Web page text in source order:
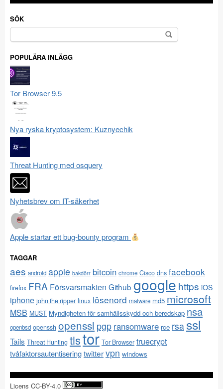
SÖK
Sök
efter:
POPULÄRA INLÄGG
Tor Browser 9.5
Nya ryska kryptosystem: Kuznyechik
Threat Hunting med osquery
Nyhetsbrev om IT-säkerhet
Apple startar ett bug-bounty program
TAGGAR
aes android apple bakdörr bitcoin chrome Cisco dns facebook
firefox FRA Försvarsmakten Github google https iOS
iphone john the ripper linux lösenord malware md5 microsoft
MSB MUST Myndigheten för samhällsskydd och beredskap nsa
openbsd openssh openssl pgp ransomware rce rsa ssl
Tails Threat Hunting tlstor Tor Browser truecrypt
tvåfaktorsautentiseringtwittervpn windows
Licens CC-BY-4.0